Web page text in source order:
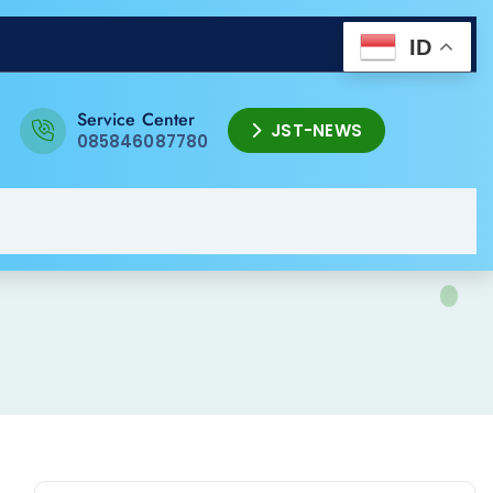
Service Center
085846087780 JST-NEWS
ID